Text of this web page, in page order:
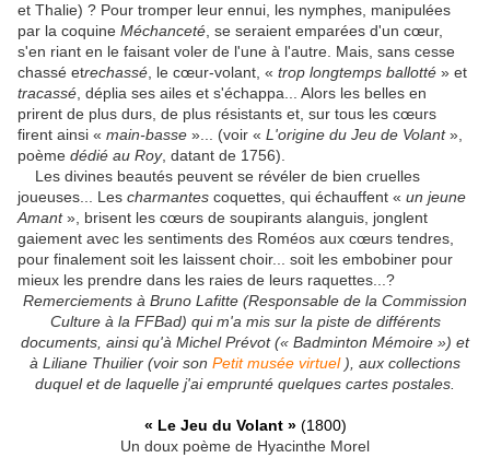
et Thalie) ? Pour tromper leur ennui, les nymphes, manipulées
par la coquine Méchanceté , se seraient emparées d'un cœur,
s'en riant en le faisant voler de l'une à l'autre. Mais, sans cesse
chassé etrechassé , le cœur-volant, « trop longtemps ballotté » et
tracassé , déplia ses ailes et s'échappa... Alors les belles en
prirent de plus durs, de plus résistants et, sur tous les cœurs
firent ainsi « main-basse »... (voir « L'origine du Jeu de Volant»,
poème dédié au Roy, datant de 1756).
Les divines beautés peuvent se révéler de bien cruelles
joueuses... Les charmantes coquettes, qui échauffent « un jeune
Amant», brisent les cœurs de soupirants alanguis, jonglent
gaiement avec les sentiments des Roméos aux cœurs tendres,
pour finalement soit les laissent choir... soit les embobiner pour
mieux les prendre dans les raies de leurs raquettes...?
Remerciements à Bruno Lafitte (Responsable de la Commission
Culture à la FFBad) qui m'a mis sur la piste de différents
documents, ainsi qu'à Michel Prévot (« Badminton Mémoire ») et
à Liliane Thuilier (voir son Petit musée virtuel ), aux collections
duquel et de laquelle j'ai emprunté quelques cartes postales.
« Le Jeu du Volant » (1800)
Un doux poème de Hyacinthe Morel